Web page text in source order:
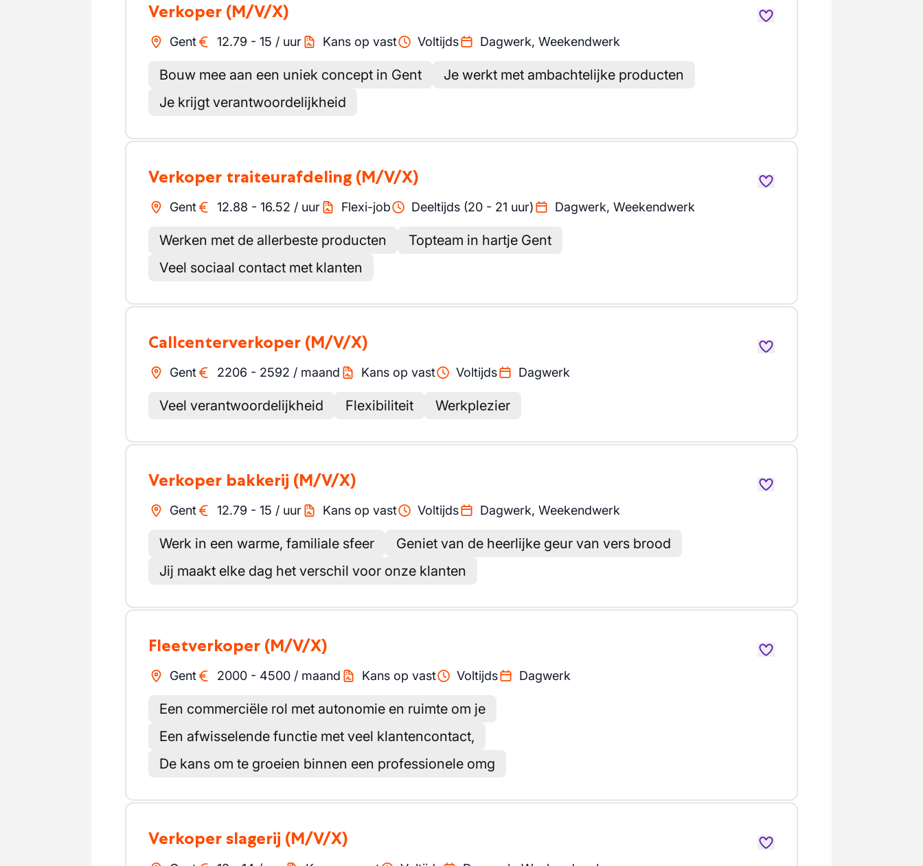
Verkoper (M/V/X)
Gent 12.79 - 15 / uur Kans op vast Voltijds Dagwerk, Weekendwerk
Bouw mee aan een uniek concept in Gent
Je werkt met ambachtelijke producten
Je krijgt verantwoordelijkheid
Verkoper traiteurafdeling (M/V/X)
Gent 12.88 - 16.52 / uur Flexi-job Deeltijds (20 - 21 uur) Dagwerk, Weekendwerk
Werken met de allerbeste producten
Topteam in hartje Gent
Veel sociaal contact met klanten
Callcenterverkoper (M/V/X)
Gent 2206 - 2592 / maand Kans op vast Voltijds Dagwerk
Veel verantwoordelijkheid Flexibiliteit Werkplezier
Verkoper bakkerij (M/V/X)
Gent 12.79 - 15 / uur Kans op vast Voltijds Dagwerk, Weekendwerk
Werk in een warme, familiale sfeer
Geniet van de heerlijke geur van vers brood
Jij maakt elke dag het verschil voor onze klanten
Fleetverkoper (M/V/X)
Gent 2000 - 4500 / maand Kans op vast Voltijds Dagwerk
Een commerciële rol met autonomie en ruimte om je
Een afwisselende functie met veel klantencontact,
De kans om te groeien binnen een professionele omg
Verkoper slagerij (M/V/X)